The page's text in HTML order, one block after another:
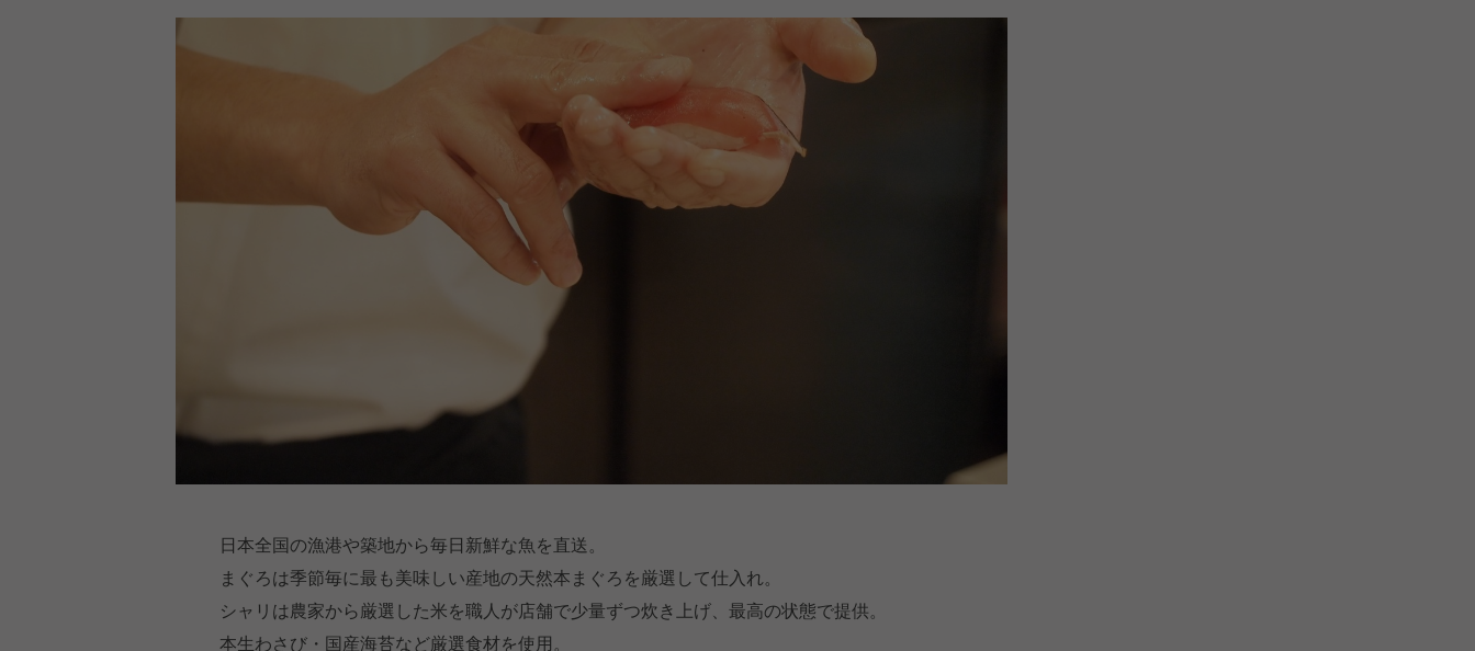
日本全国の漁港や築地から毎日新鮮な魚を直送。
まぐろは季節毎に最も美味しい産地の天然本まぐろを厳選して仕入れ。
シャリは農家から厳選した米を職人が店舗で少量ずつ炊き上げ、最高の状態で提供。
本生わさび・国産海苔など厳選食材を使用。